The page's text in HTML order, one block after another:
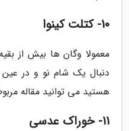
10- کتلت کینوا
معمولا وگان ها بیش از بقیه
دنبال یک شام نو و در
هستید می توانید مقاله
11- خوراک عدسی